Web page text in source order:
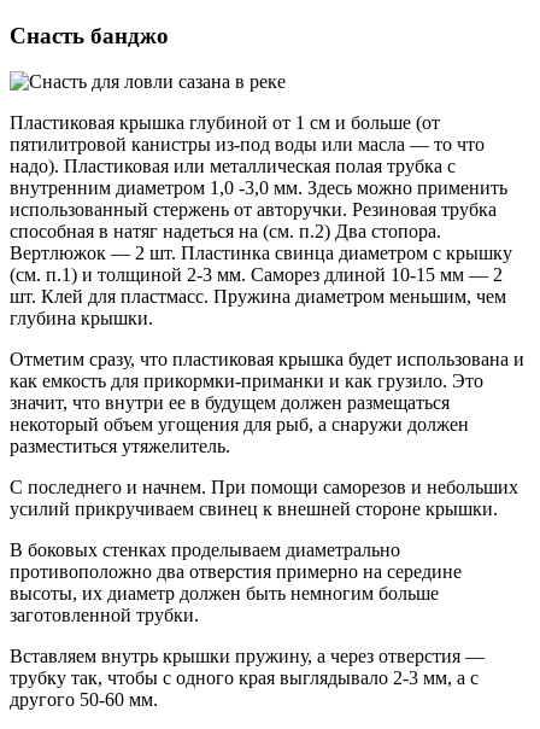
Снасть банджо
Пластиковая крышка глубиной от 1 см и больше (от
пятилитровой канистры из-под воды или масла — то что
надо). Пластиковая или металлическая полая трубка с
внутренним диаметром 1,0 -3,0 мм. Здесь можно применить
использованный стержень от авторучки. Резиновая трубка
способная в натяг надеться на (см. п.2) Два стопора.
Вертлюжок — 2 шт. Пластинка свинца диаметром с крышку
(см. п.1) и толщиной 2-3 мм. Саморез длиной 10-15 мм — 2
шт. Клей для пластмасс. Пружина диаметром меньшим, чем
глубина крышки.
Отметим сразу, что пластиковая крышка будет использована и
как емкость для прикормки-приманки и как грузило. Это
значит, что внутри ее в будущем должен размещаться
некоторый объем угощения для рыб, а снаружи должен
разместиться утяжелитель.
С последнего и начнем. При помощи саморезов и небольших
усилий прикручиваем свинец к внешней стороне крышки.
В боковых стенках проделываем диаметрально
противоположно два отверстия примерно на середине
высоты, их диаметр должен быть немногим больше
заготовленной трубки.
Вставляем внутрь крышки пружину, а через отверстия —
трубку так, чтобы с одного края выглядывало 2-3 мм, а с
другого 50-60 мм.